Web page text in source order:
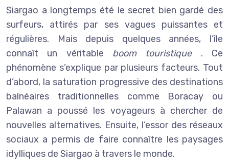
Siargao a longtemps été le secret bien gardé des
surfeurs, attirés par ses vagues puissantes et
régulières. Mais depuis quelques années, l’île
connaît un véritable boom touristique . Ce
phénomène s’explique par plusieurs facteurs. Tout
d’abord, la saturation progressive des destinations
balnéaires traditionnelles comme Boracay ou
Palawan a poussé les voyageurs à chercher de
nouvelles alternatives. Ensuite, l’essor des réseaux
sociaux a permis de faire connaître les paysages
idylliques de Siargao à travers le monde.